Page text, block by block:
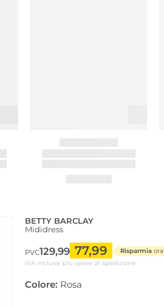
BETTY BARCLAY
Mididress
PVC129,99 77,99 Risparmia ora
IVA inclusa, più spese di spedizione
Colore: Rosa